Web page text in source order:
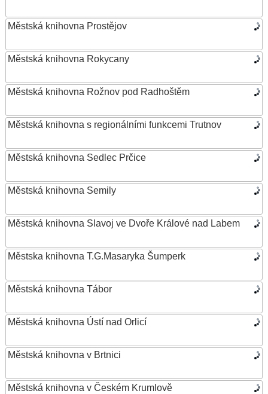
Městská knihovna Prostějov
Městská knihovna Rokycany
Městská knihovna Rožnov pod Radhoštěm
Městská knihovna s regionálními funkcemi Trutnov
Městská knihovna Sedlec Prčice
Městská knihovna Semily
Městská knihovna Slavoj ve Dvoře Králové nad Labem
Městska knihovna T.G.Masaryka Šumperk
Městská knihovna Tábor
Městská knihovna Ústí nad Orlicí
Městská knihovna v Brtnici
Městská knihovna v Českém Krumlově